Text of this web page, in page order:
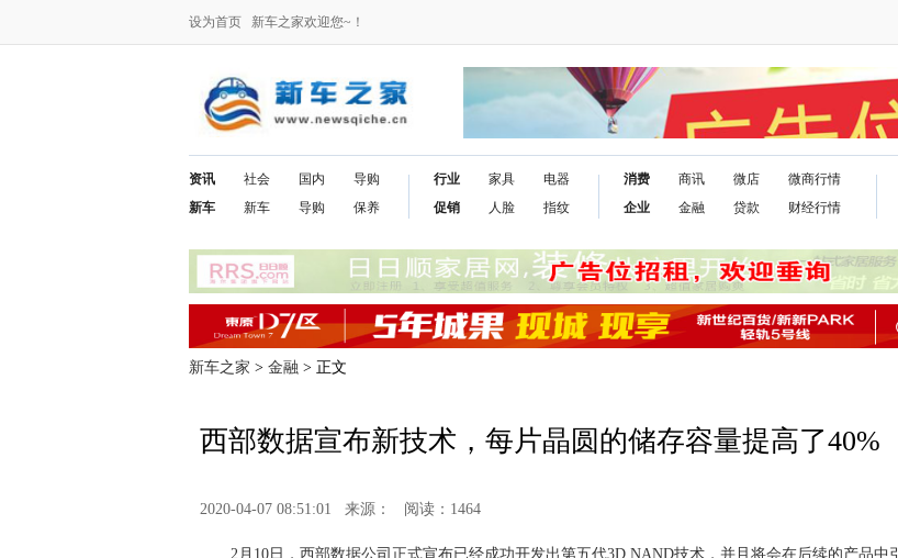
设为首页 新车之家欢迎您~！
资讯
新车
社会
新车
国内
导购
导购
保养
行业
促销
家具
人脸
电器
指纹
消费
企业
商讯
金融
微店
贷款
微商行情
财经行情
新车之家 > 金融 > 正文
西部数据宣布新技术，每片晶圆的储存容量提高了40%
2020-04-07 08:51:01 来源： 阅读：1464
2月10日，西部数据公司正式宣布已经成功开发出第五代3D NAND技术，并且将会在后续的产品中引